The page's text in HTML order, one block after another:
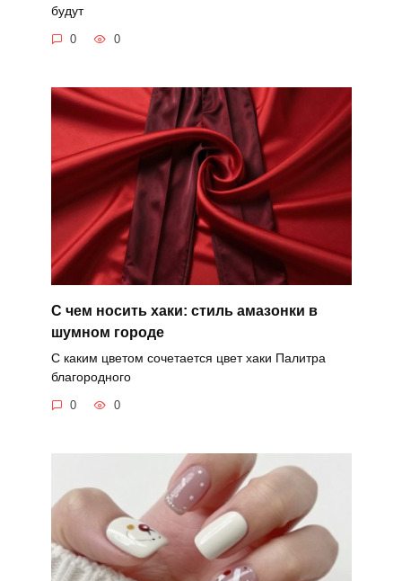
будут
0 0
С чем носить хаки: стиль амазонки в
шумном городе
С каким цветом сочетается цвет хаки Палитра
благородного
0 0